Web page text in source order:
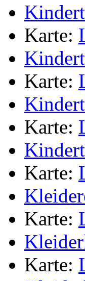
Karte:
Karte:
Karte:
Karte:
Karte:
Karte: